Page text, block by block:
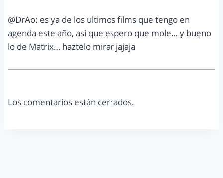
@DrAo: es ya de los ultimos films que tengo en
agenda este año, asi que espero que mole… y bueno
lo de Matrix… haztelo mirar jajaja
Los comentarios están cerrados.